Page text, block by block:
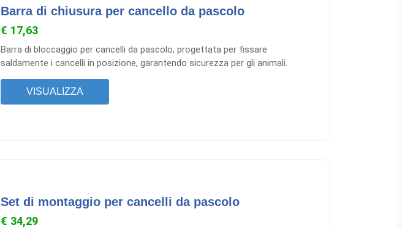
Barra di chiusura per cancello da pascolo
€ 17,63
Barra di bloccaggio per cancelli da pascolo, progettata per fissare
saldamente i cancelli in posizione, garantendo sicurezza per gli animali.
VISUALIZZA
Set di montaggio per cancelli da pascolo
€ 34,29